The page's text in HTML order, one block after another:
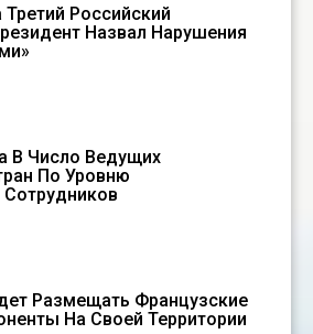
Российский
Назвал Нарушения
В Число Ведущих
По Уровню
Сотрудников
Размещать Французские
На Своей Территории